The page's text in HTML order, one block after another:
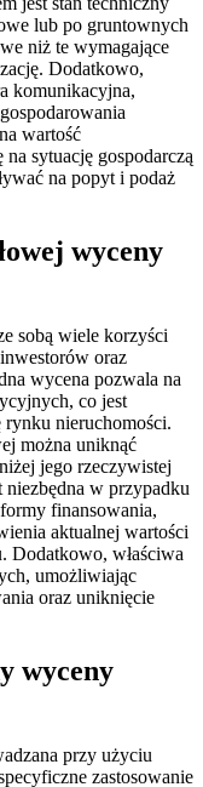
lub po gruntownych
niż te wymagające
Dodatkowo,
komunikacyjna,
wartość
sytuację gospodarczą
na popyt i podaż
wyceny
sobą wiele korzyści
oraz
wycena pozwala na
co jest
nieruchomości.
można uniknąć
jego rzeczywistej
niezbędna w przypadku
finansowania,
aktualnej wartości
Dodatkowo, właściwa
umożliwiając
oraz uniknięcie
wyceny
przy użyciu
zastosowanie